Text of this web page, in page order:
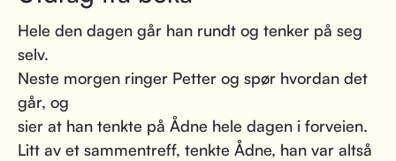
Hele den dagen går han rundt og tenker på seg
selv.
Neste morgen ringer Petter og spør hvordan det
går, og
sier at han tenkte på Ådne hele dagen i forveien.
Litt av et sammentreff, tenkte Ådne, han var altså